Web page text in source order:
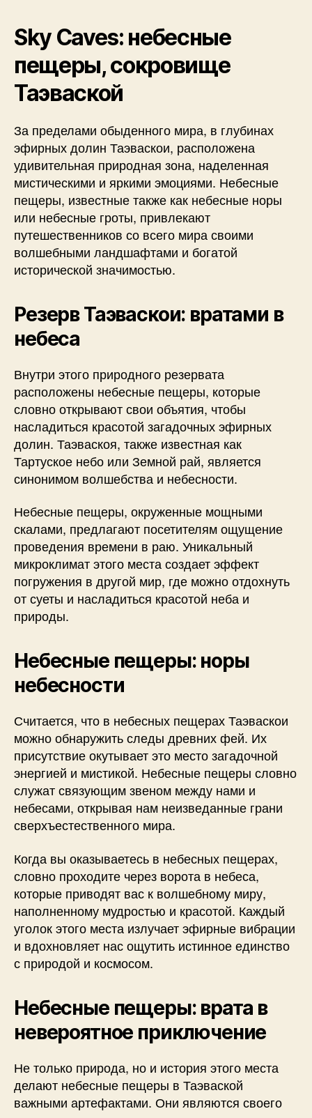
Sky Caves: небесные
пещеры, сокровище
Таэваской
За пределами обыденного мира, в глубинах
эфирных долин Таэваскои, расположена
удивительная природная зона, наделенная
мистическими и яркими эмоциями. Небесные
пещеры, известные также как небесные норы
или небесные гроты, привлекают
путешественников со всего мира своими
волшебными ландшафтами и богатой
исторической значимостью.
Резерв Таэваскои: вратами в
небеса
Внутри этого природного резервата
расположены небесные пещеры, которые
словно открывают свои объятия, чтобы
насладиться красотой загадочных эфирных
долин. Таэваскоя, также известная как
Тартуское небо или Земной рай, является
синонимом волшебства и небесности.
Небесные пещеры, окруженные мощными
скалами, предлагают посетителям ощущение
проведения времени в раю. Уникальный
микроклимат этого места создает эффект
погружения в другой мир, где можно отдохнуть
от суеты и насладиться красотой неба и
природы.
Небесные пещеры: норы
небесности
Считается, что в небесных пещерах Таэваскои
можно обнаружить следы древних фей. Их
присутствие окутывает это место загадочной
энергией и мистикой. Небесные пещеры словно
служат связующим звеном между нами и
небесами, открывая нам неизведанные грани
сверхъестественного мира.
Когда вы оказываетесь в небесных пещерах,
словно проходите через ворота в небеса,
которые приводят вас к волшебному миру,
наполненному мудростью и красотой. Каждый
уголок этого места излучает эфирные вибрации
и вдохновляет нас ощутить истинное единство
с природой и космосом.
Небесные пещеры: врата в
невероятное приключение
Не только природа, но и история этого места
делают небесные пещеры в Таэваской
важными артефактами. Они являются своего